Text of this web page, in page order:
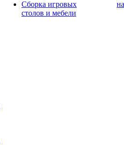
Сборка игровых
столов и мебели